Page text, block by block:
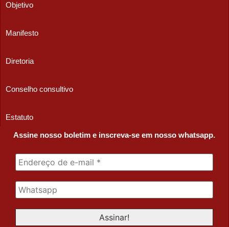
Objetivo
Manifesto
Diretoria
Conselho consultivo
Estatuto
Assine nosso boletim e inscreva-se em nosso whatsapp.